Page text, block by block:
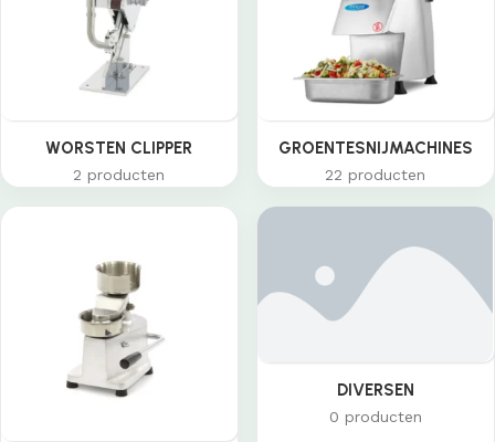
WORSTEN CLIPPER
2 producten
GROENTESNIJMACHINES
22 producten
DIVERSEN
0 producten